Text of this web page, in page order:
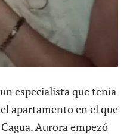
especialista que tenía
apartamento en el que
Aurora empezó